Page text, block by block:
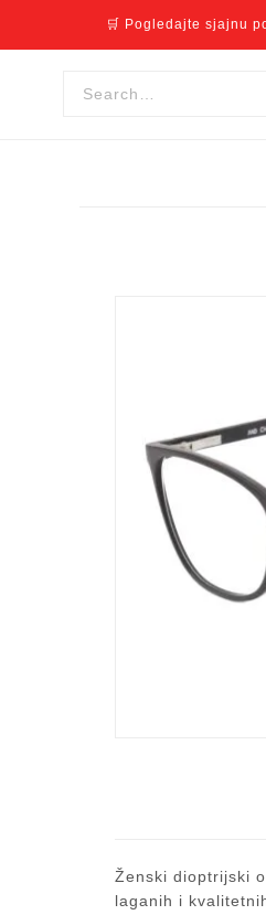
🛒 Pogledajte sjajnu
Ženski dioptrijski
laganih i